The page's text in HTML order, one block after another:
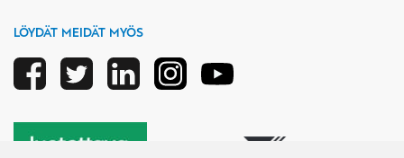
LÖYDÄT MEIDÄT MYÖS
FacebookTwitter LinkedinInstagramYoutube